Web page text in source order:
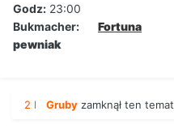
Godz: 23:00
Bukmacher:
Fortuna
pewniak
2 l Gruby zamknął ten temat